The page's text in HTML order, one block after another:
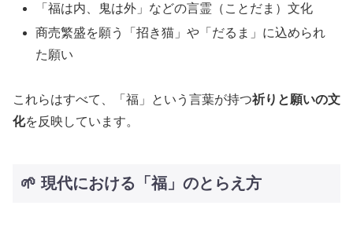
「福は内、鬼は外」などの言霊（ことだま）文化
商売繁盛を願う「招き猫」や「だるま」に込められ
た願い
これらはすべて、「福」という言葉が持つ祈りと願いの文
化を反映しています。
🌱 現代における「福」のとらえ方